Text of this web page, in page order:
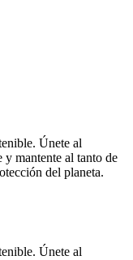
Únete al
mantente al tanto de
del planeta.
Únete al